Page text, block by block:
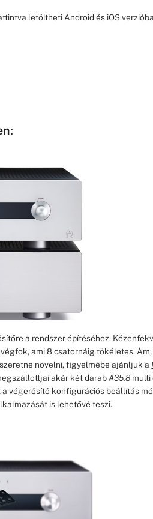
letöltheti Android és iOS
a rendszer építéséhez.
ami 8 csatornáig tökéletes. Ám,
növelni, figyelmébe ajánljuk a
akár két darabA35.8 multi
végerősítő konfigurációs beállítás
is lehetővé teszi.